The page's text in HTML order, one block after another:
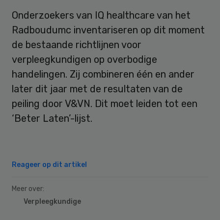
Onderzoekers van IQ healthcare van het
Radboudumc inventariseren op dit moment
de bestaande richtlijnen voor
verpleegkundigen op overbodige
handelingen. Zij combineren één en ander
later dit jaar met de resultaten van de
peiling door V&VN. Dit moet leiden tot een
‘Beter Laten’-lijst.
Reageer op dit artikel
Meer over:
Verpleegkundige